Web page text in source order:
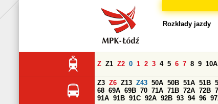
Rozkłady jazdy
Z Z1 Z2 0 1 2 3 4 5 6 7 8 9 10A
Z3 Z6 Z13 Z43 50A 50B 51A 51B
68 69A 69B 70 71A 71B 72A 72B
91A 91B 91C 92A 92B 93 94 96